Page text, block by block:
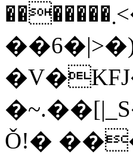
�������܂<��c�$���b�U�*��ߩj��^I��%��H�n�V���ǃ�8<��t���i�OpS5.#���
Ǒ!�